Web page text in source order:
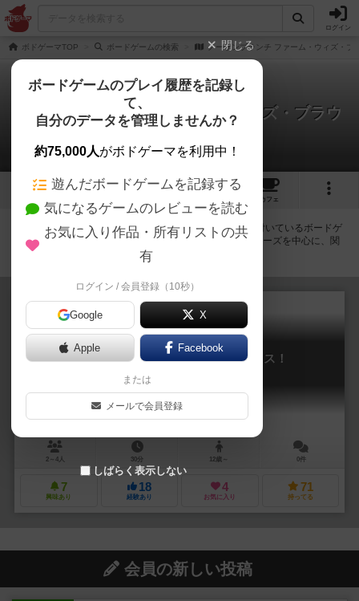
ログイン
ボドゲーマTOP ボードゲームの検索 ノーザンブランチ ファーム・ウィズ・ブ
ノーザンブランチ ファーム・ウィズ・ブラウ
ニーズ
拡張/関連作品 1件
6 1 3
カフェ
ノーザンブランチ ファーム・ウィズ・ブラウニーズに紐付いているボードゲ
ーム一覧です。拡張版・続編・リメイク版などの同じシリーズを中心に、関
連性の強い作品をまとめています。
ノーザンブランチ：フェストボックス！
NORTHERN BRANCH: Fest BOX!
2～4人 30分 12歳～ 0件
7
興味あり
18
経験あり
4
お気に入り
71
持ってる
会員の新しい投稿
閉じる
ボードゲームのプレイ履歴を記録し
て、
自分のデータを管理しませんか？
約75,000人がボドゲーマを利用中！
遊んだボードゲームを記録する
気になるゲームのレビューを読む
お気に入り作品・所有リストの共
有
ログイン / 会員登録（10秒）
Google X
Apple Facebook
または
メールで会員登録
しばらく表示しない